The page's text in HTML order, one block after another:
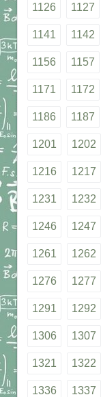
1126 1127
1141 1142
1156 1157
1171 1172
1186 1187
1201 1202
1216 1217
1231 1232
1246 1247
1261 1262
1276 1277
1291 1292
1306 1307
1321 1322
1336 1337